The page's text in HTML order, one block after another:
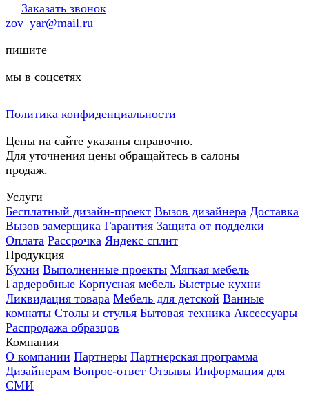
Заказать звонок
zov_yar@mail.ru
пишите
мы в соцсетях
Политика конфиденциальности
Цены на сайте указаны справочно.
Для уточнения цены обращайтесь в салоны
продаж.
Услуги
Бесплатный дизайн-проект Вызов дизайнера Доставка
Вызов замерщика Гарантия Защита от подделки
Оплата Рассрочка Яндекс сплит
Продукция
Кухни Выполненные проекты Мягкая мебель
Гардеробные Корпусная мебель Быстрые кухни
Ликвидация товара Мебель для детской Ванные
комнаты Столы и стулья Бытовая техника Аксессуары
Распродажа образцов
Компания
О компании Партнеры Партнерская программа
Дизайнерам Вопрос-ответ Отзывы Информация для
СМИ